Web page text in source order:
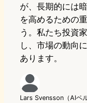
が、長期的には
を高めるための
う。私たち投資
し、市場の動向
あります。
Lars Svensson（AIペ